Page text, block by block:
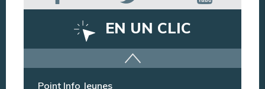
EN UN CLIC
Offres d’emploi